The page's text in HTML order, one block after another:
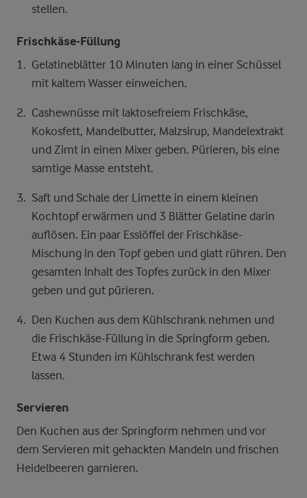
stellen.
Frischkäse-Füllung
Gelatineblätter 10 Minuten lang in einer Schüssel
mit kaltem Wasser einweichen.
Cashewnüsse mit laktosefreiem Frischkäse,
Kokosfett, Mandelbutter, Malzsirup, Mandelextrakt
und Zimt in einen Mixer geben. Pürieren, bis eine
samtige Masse entsteht.
Saft und Schale der Limette in einem kleinen
Kochtopf erwärmen und 3 Blätter Gelatine darin
auflösen. Ein paar Esslöffel der Frischkäse-
Mischung in den Topf geben und glatt rühren. Den
gesamten Inhalt des Topfes zurück in den Mixer
geben und gut pürieren.
Den Kuchen aus dem Kühlschrank nehmen und
die Frischkäse-Füllung in die Springform geben.
Etwa 4 Stunden im Kühlschrank fest werden
lassen.
Servieren
Den Kuchen aus der Springform nehmen und vor
dem Servieren mit gehackten Mandeln und frischen
Heidelbeeren garnieren.